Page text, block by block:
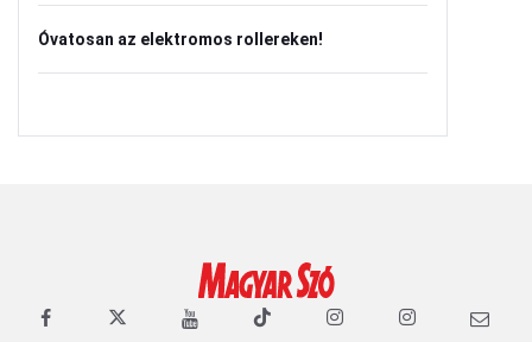
Óvatosan az elektromos rollereken!